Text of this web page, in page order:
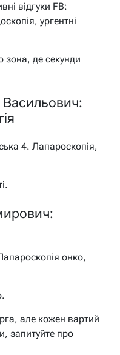
відгуки FB:
ургентні
зона, де секунди
4. Лапароскопія,
онко,
але кожен вартий
запитуйте про